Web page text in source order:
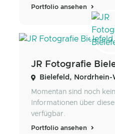
Portfolio ansehen
JR Fotografie
Bielefeld, Nordrhein-
Momentan sind noch
Informationen über
verfügbar.
Portfolio ansehen